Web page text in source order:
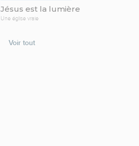
Jésus est la lumière
Une église vraie
Voir tout